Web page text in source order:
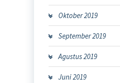
Oktober 2019
September 2019
Agustus 2019
Juni 2019